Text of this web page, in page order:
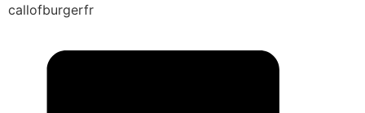
callofburgerfr